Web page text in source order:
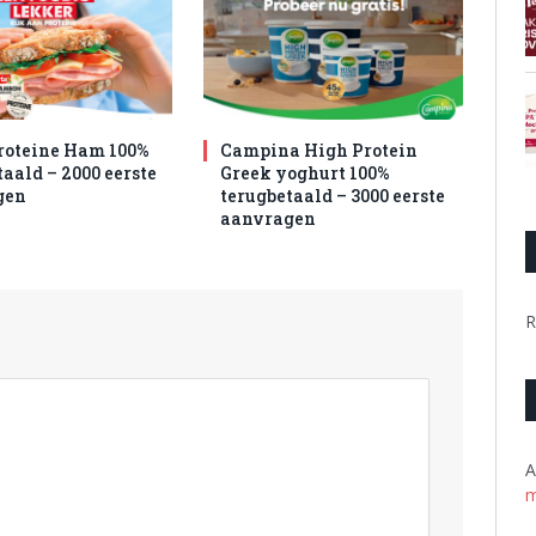
Ham 100%
– 2000 eerste
Campina High Protein
Greek yoghurt 100%
terugbetaald – 3000 eerste
aanvragen